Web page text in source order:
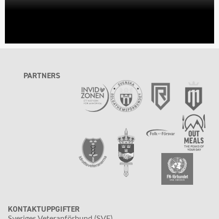
PARTNERS
KONTAKTUPPGIFTER